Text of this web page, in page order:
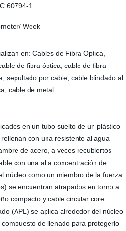
60794-1
Week
en: Cables de Fibra Óptica,
de fibra óptica, cable de fibra
sepultado por cable, cable blindado al
cable de metal.
en un tubo suelto de un plástico
con una resistente al agua
de acero, a veces recubiertos
con una alta concentración de
núcleo como un miembro de la fuerza
se encuentran atrapados en torno a
compacto y cable circular core.
(APL) se aplica alrededor del núcleo
de llenado para protegerlo